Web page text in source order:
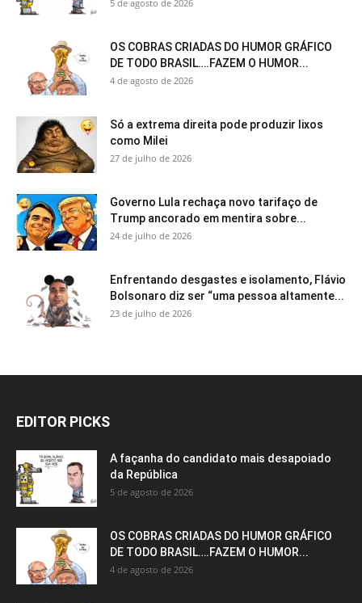
5 de agosto de 2026
OS COBRAS CRIADAS DO HUMOR GRÁFICO
DE TODO BRASIL….FAZEM O HUMOR...
4 de agosto de 2026
Só a extrema direita pode produzir lixos
como Milei
27 de julho de 2026
Governo Lula rechaça novo tarifaço de
Trump ancorado em mentira sobre...
24 de julho de 2026
Enfrentando desgastes e isolamento, Flávio
Bolsonaro diz ser “uma pessoa altamente...
23 de julho de 2026
EDITOR PICKS
A façanha do candidato mais desapoiado
da República
5 de agosto de 2026
OS COBRAS CRIADAS DO HUMOR GRÁFICO
DE TODO BRASIL….FAZEM O HUMOR...
4 de agosto de 2026